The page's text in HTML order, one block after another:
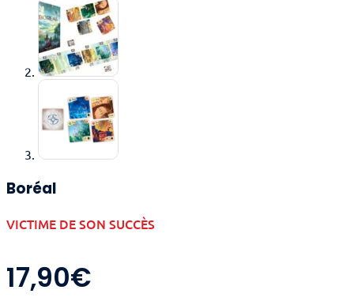
Boréal
VICTIME DE SON SUCCÈS
17,90€